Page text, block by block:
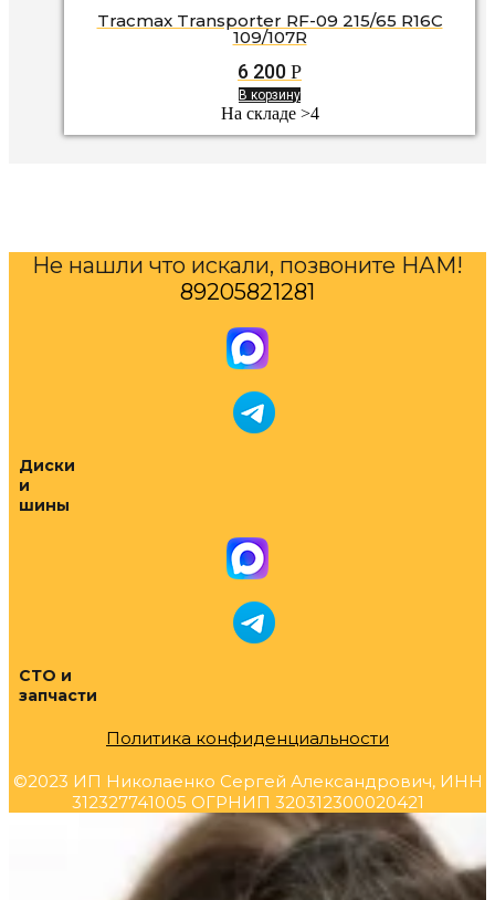
Tracmax Transporter RF-09 215/65 R16C
109/107R
6 200 Р
В корзину
На складе >4
Не нашли что искали, позвоните НАМ!
89205821281
Диски
и
шины
СТО и
запчасти
Политика конфиденциальности
©2023 ИП Николаенко Сергей Александрович, ИНН
312327741005 ОГРНИП 320312300020421